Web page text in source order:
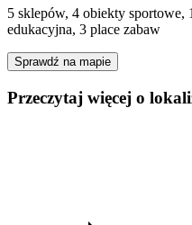
5 sklepów, 4 obiekty sportowe,
edukacyjna, 3 place zabaw
Sprawdź na mapie
Przeczytaj więcej o